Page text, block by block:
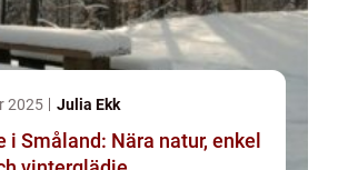
2025 Julia Ekk
i Småland: Nära natur, enkel